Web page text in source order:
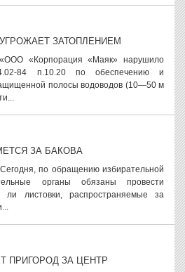
ЗАТОПЛЕНИЕМ
«ООО «Корпорация «Маяк» нарушило
84 п.10.20 по обеспечению и
полосы водоводов (10—50 м
ЗА БАКОВА
по обращению избирательной
органы обязаны провести
ли листовки, распространяемые за
ПРИГОРОД ЗА ЦЕНТР